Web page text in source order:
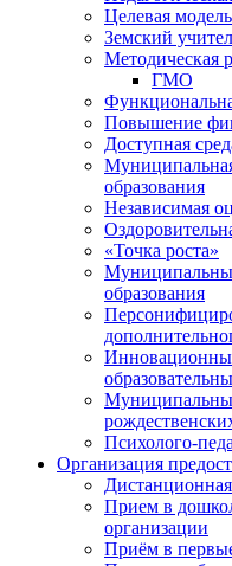
Целевая
Земский
Методическая
ГМО
Повышение
Доступная
образования
Независимая
«Точка роста»
образования
Психолого-
Организация
Прием в
организации
Приём в